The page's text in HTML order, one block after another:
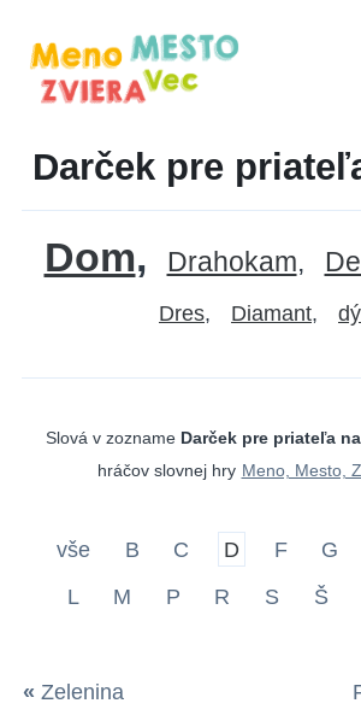
Darček pre
Dom Drahokam
Dres Diamant
Slová v zozname Darček pre priateľa
hráčov slovnej hry Meno, Mesto,
vše B C D F G
L
M P R S Š
« Zelenina